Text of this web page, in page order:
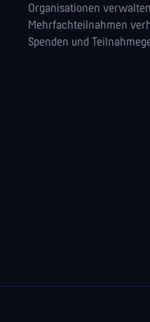
Orga­nisationen verwalten
Mehrfachteilnahmen
Spenden und